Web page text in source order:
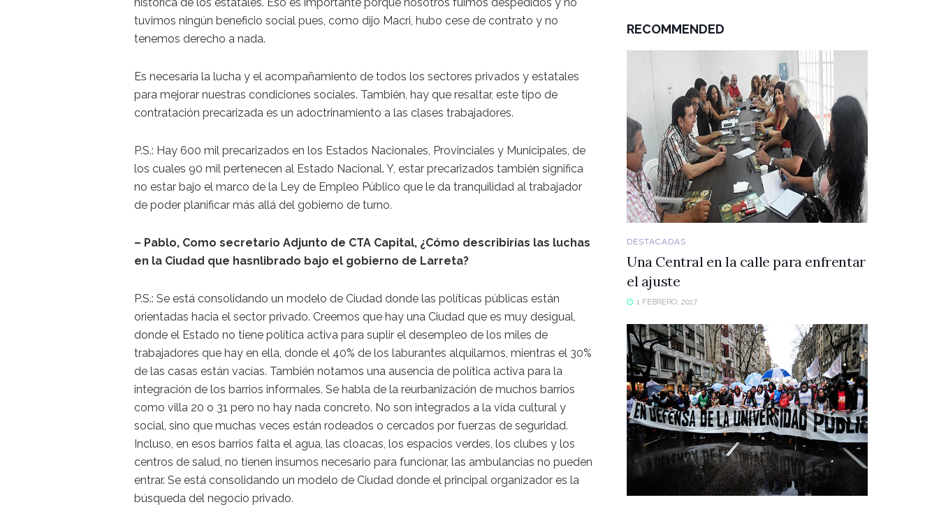
tuvimos ningún beneficio social pues, como dijo Macri, hubo cese de contrato y no
tenemos derecho a nada.
Es necesaria la lucha y el acompañamiento de todos los sectores privados y estatales
para mejorar nuestras condiciones sociales. También, hay que resaltar, este tipo de
contratación precarizada es un adoctrinamiento a las clases trabajadores.
P.S.: Hay 600 mil precarizados en los Estados Nacionales, Provinciales y Municipales, de
los cuales 90 mil pertenecen al Estado Nacional. Y, estar precarizados también significa
no estar bajo el marco de la Ley de Empleo Público que le da tranquilidad al trabajador
de poder planificar más allá del gobierno de turno.
– Pablo, Como secretario Adjunto de CTA Capital, ¿Cómo describirías las luchas
en la Ciudad que hasnlibrado bajo el gobierno de Larreta?
P.S.: Se está consolidando un modelo de Ciudad donde las políticas públicas están
orientadas hacia el sector privado. Creemos que hay una Ciudad que es muy desigual,
donde el Estado no tiene política activa para suplir el desempleo de los miles de
trabajadores que hay en ella, donde el 40% de los laburantes alquilamos, mientras el 30%
de las casas están vacías. También notamos una ausencia de política activa para la
integración de los barrios informales. Se habla de la reurbanización de muchos barrios
como villa 20 o 31 pero no hay nada concreto. No son integrados a la vida cultural y
social, sino que muchas veces están rodeados o cercados por fuerzas de seguridad.
Incluso, en esos barrios falta el agua, las cloacas, los espacios verdes, los clubes y los
centros de salud, no tienen insumos necesario para funcionar, las ambulancias no pueden
entrar. Se está consolidando un modelo de Ciudad donde el principal organizador es la
búsqueda del negocio privado.
RECOMMENDED
DESTACADAS
Una Central en la calle para enfrentar
el ajuste
1 FEBRERO, 2017